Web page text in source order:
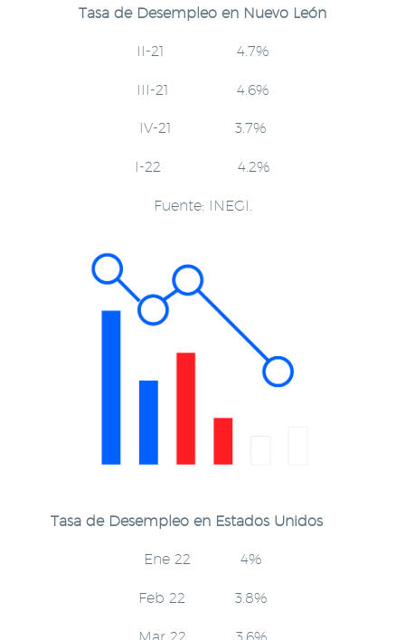
Tasa de Desempleo en Nuevo León
II-21 4.7%
III-21 4.6%
IV-21 3.7%
I-22 4.2%
Fuente: INEGI.
Tasa de Desempleo en Estados Unidos
Ene 22 4%
Feb 22 3.8%
Mar 22 3.6%